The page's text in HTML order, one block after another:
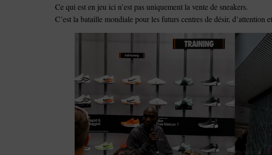
Ce qui est en jeu ici n’est pas uniquement la vente de sneakers.
C’est la bataille mondiale pour les futurs centres de désir, d’attention